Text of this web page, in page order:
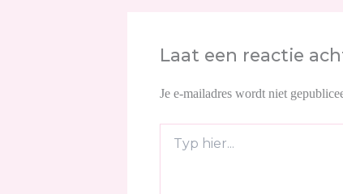
Laat een reactie
Je e-mailadres wordt niet
hier...